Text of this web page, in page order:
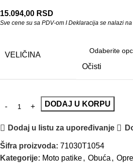
15.094,00 RSD
Sve cene su sa PDV-om I Deklaracija se nalazi
VELIČINA
Očisti
DODAJ U KORPU
Dodaj u listu za upoređivanje
Šifra proizvoda: 71030T1054
Kategorije: Moto patike, Obuća ,